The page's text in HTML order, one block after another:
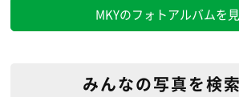
MKYのフォトアルバムを
みんなの写真を検